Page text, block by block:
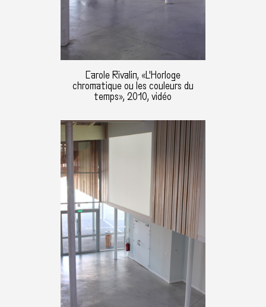
Carole Rivalin, «L'Horloge
chromatique ou les couleurs du
temps», 2010, vidéo